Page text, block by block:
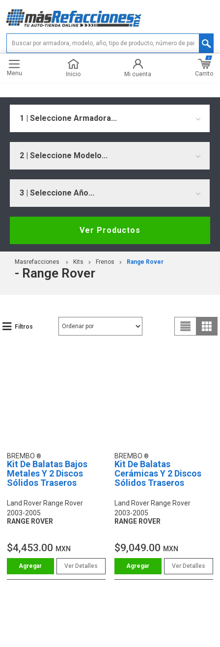
Menu Inicio Mi cuenta Carrito
0
1 | Seleccione Armadora...
2 | Seleccione Modelo...
3 | Seleccione Año...
Ver Productos
Masrefacciones Kits Frenos Range Rover
- Range Rover
Filtros
BREMBO
Kit De Balatas Bajos
Metales Y 2 Discos
Sólidos Traseros
Land Rover Range Rover
2003-2005
RANGE ROVER
$4,453.00 MXN
Ver Detalles
BREMBO
Kit De Balatas
Cerámicas Y 2 Discos
Sólidos Traseros
Land Rover Range Rover
2003-2005
RANGE ROVER
$9,049.00 MXN
Ver Detalles